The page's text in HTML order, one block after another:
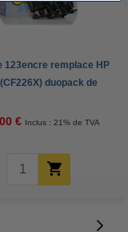
123encre remplace HP
duopack de
€ Inclus : 21% de TVA